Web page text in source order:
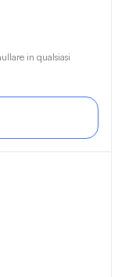
in qualsiasi